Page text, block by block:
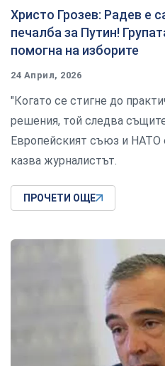
Христо Грозев: Радев е
печалба за Путин!
помогна на изборите
24 Април, 2026
"Когато се стигне до
решения, той следва
Европейският съюз и НАТО
казва журналистът.
ПРОЧЕТИ ОЩЕ